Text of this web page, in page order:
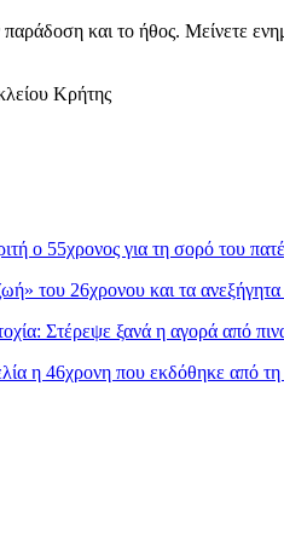
και το ήθος. Μείνετε
Κρήτης
ο 55χρονος για τη σορό του
του 26χρονου και τα ανεξήγητα
Στέρεψε ξανά η αγορά από
η 46χρονη που εκδόθηκε από τη